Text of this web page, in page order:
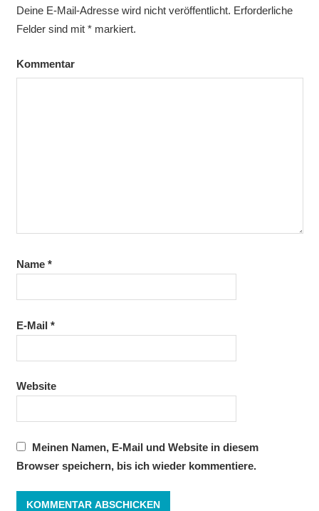
Deine E-Mail-Adresse wird nicht veröffentlicht. Erforderliche
Felder sind mit *markiert.
Kommentar
Name *
E-Mail *
Website
Meinen Namen, E-Mail und Website in diesem
Browser speichern, bis ich wieder kommentiere.